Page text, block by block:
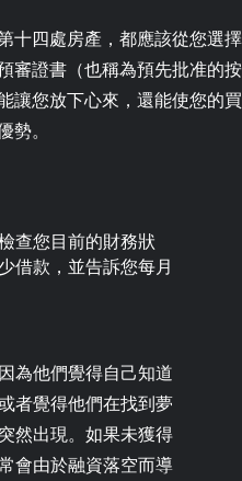
十四處房產，都應該從您選擇
審證書（也稱為預先批准的按
讓您放下心來，還能使您的買
。
查您目前的財務狀
借款，並告訴您每月
為他們覺得自己知道
者覺得他們在找到夢
然出現。如果未獲得
會由於融資落空而導